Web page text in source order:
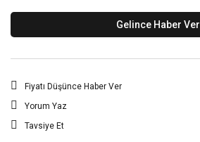
Gelince Haber Ver
Fiyatı Düşünce Haber Ver
Yorum Yaz
Tavsiye Et